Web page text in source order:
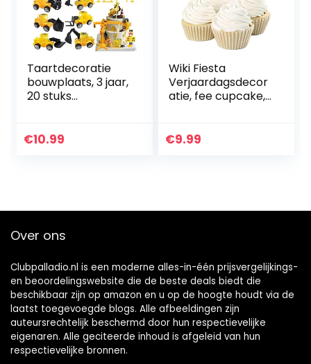
Taartdecoratie
bouwplaats, 3 jaar,
20 stuks
derde verjaardag
€10.99
Wiki Fiesta
Verjaardagsdecor
atie, fee cupcake,
verjaardag,
€9.99
Over ons
Clubpalladio.nl is een moderne alles-in-één prijsvergelijkings-
en beoordelingswebsite die de beste deals biedt die
beschikbaar zijn op amazon en u op de hoogte houdt via de
laatst toegevoegde blogs. Alle afbeeldingen zijn
auteursrechtelijk beschermd door hun respectievelijke
eigenaren. Alle geciteerde inhoud is afgeleid van hun
respectievelijke bronnen.